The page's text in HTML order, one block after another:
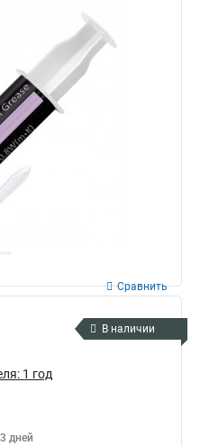
Сравнить
В наличии
1 год
дней